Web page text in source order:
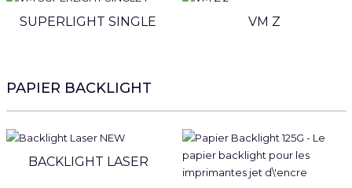
SUPERLIGHT SINGLE VM Z
PAPIER BACKLIGHT
BACKLIGHT LASER